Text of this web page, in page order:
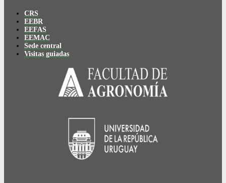
CRS
EEBR
EEFAS
EEMAC
Sede central
Visitas guiadas